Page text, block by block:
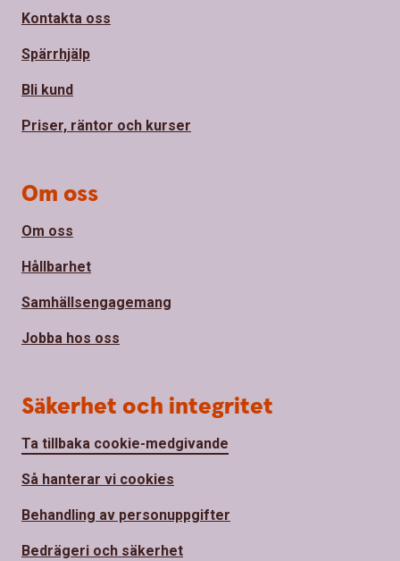
Kontakta oss
Spärrhjälp
Bli kund
Priser, räntor och kurser
Om oss
Om oss
Hållbarhet
Samhällsengagemang
Jobba hos oss
Säkerhet och integritet
Ta tillbaka cookie-medgivande
Så hanterar vi cookies
Behandling av personuppgifter
Bedrägeri och säkerhet